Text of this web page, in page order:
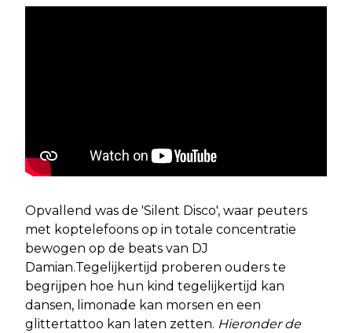
Opvallend was de 'Silent Disco', waar peuters
met koptelefoons op in totale concentratie
bewogen op de beats van DJ
Damian.Tegelijkertijd proberen ouders te
begrijpen hoe hun kind tegelijkertijd kan
dansen, limonade kan morsen en een
glittertattoo kan laten zetten. Hieronder de